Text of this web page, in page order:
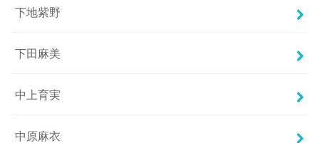
下地紫野
下田麻美
中上育実
中原麻衣